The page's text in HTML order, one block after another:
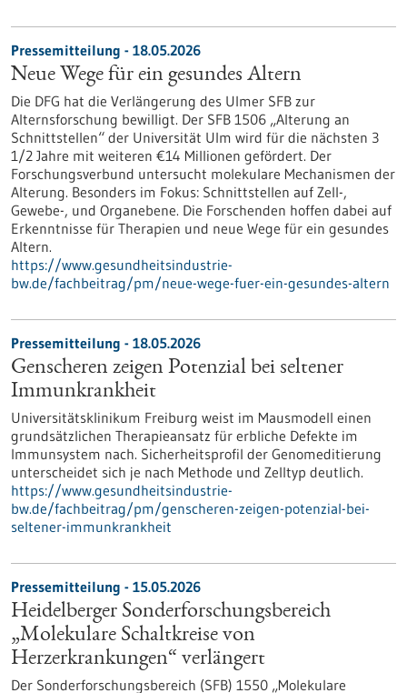
Pressemitteilung - 18.05.2026
Neue Wege für ein gesundes Altern
Die DFG hat die Verlängerung des Ulmer SFB zur
Alternsforschung bewilligt. Der SFB 1506 „Alterung an
Schnittstellen“ der Universität Ulm wird für die nächsten 3
1/2 Jahre mit weiteren €14 Millionen gefördert. Der
Forschungsverbund untersucht molekulare Mechanismen der
Alterung. Besonders im Fokus: Schnittstellen auf Zell-,
Gewebe-​, und Organebene. Die Forschenden hoffen dabei auf
Erkenntnisse für Therapien und neue Wege für ein gesundes
Altern.
https://www.gesundheitsindustrie-
bw.de/fachbeitrag/pm/neue-wege-fuer-ein-gesundes-altern
Pressemitteilung - 18.05.2026
Genscheren zeigen Potenzial bei seltener
Immunkrankheit
Universitätsklinikum Freiburg weist im Mausmodell einen
grundsätzlichen Therapieansatz für erbliche Defekte im
Immunsystem nach. Sicherheitsprofil der Genomeditierung
unterscheidet sich je nach Methode und Zelltyp deutlich.
https://www.gesundheitsindustrie-
bw.de/fachbeitrag/pm/genscheren-zeigen-potenzial-bei-
seltener-immunkrankheit
Pressemitteilung - 15.05.2026
Heidelberger Sonderforschungsbereich
„Molekulare Schaltkreise von
Herzerkrankungen“ verlängert
Der Sonderforschungsbereich (SFB) 1550 „Molekulare